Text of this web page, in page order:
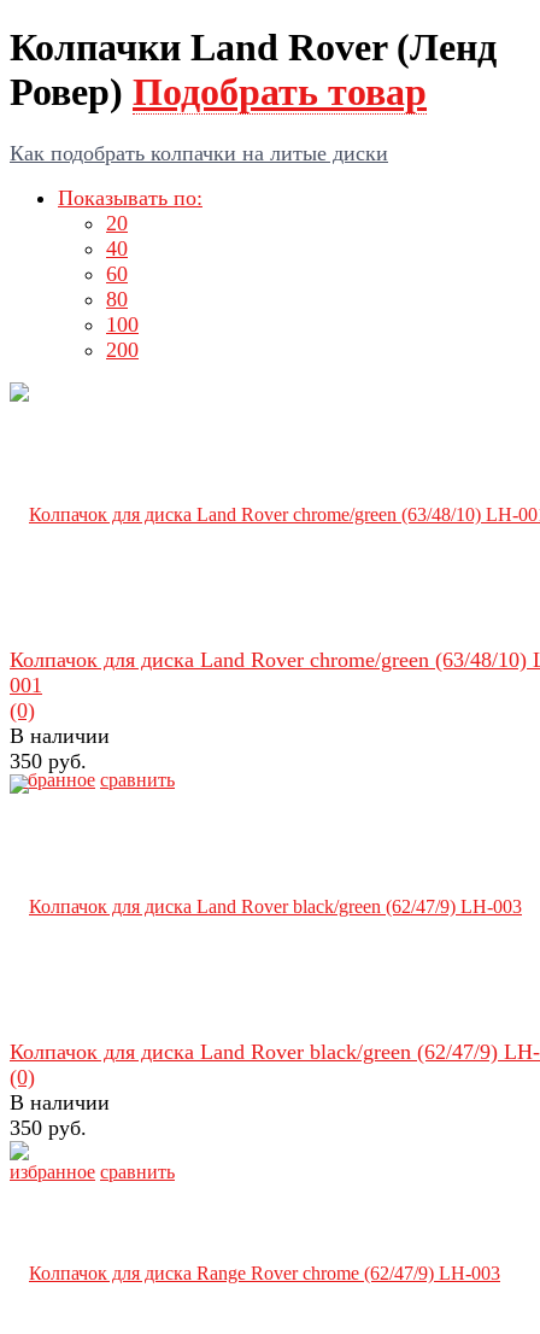
Колпачки Land Rover (Ленд
Ровер) Подобрать товар
Как подобрать колпачки на литые диски
Показывать по:
20
40
60
80
100
200
избранное сравнить
Колпачок для диска Land Rover chrome/green (63/48/10)
001
(0)
В наличии
350 руб.
избранное сравнить
Колпачок для диска Land Rover black/green (62/47/9)
(0)
В наличии
350 руб.